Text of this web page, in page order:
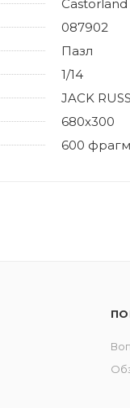
Castorland
087902
Пазл
1/14
JACK
680х300
600